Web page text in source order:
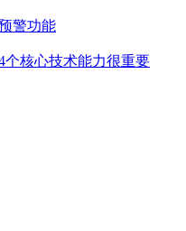
警功能
个核心技术能力很重要